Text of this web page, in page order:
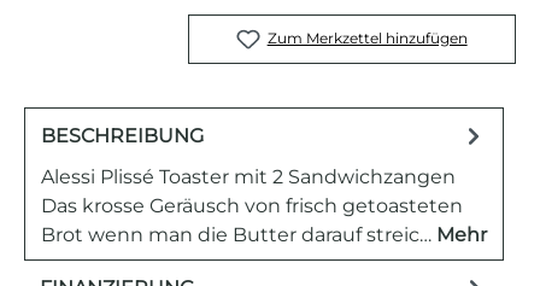
Zum Merkzettel hinzufügen
BESCHREIBUNG
Alessi Plissé Toaster mit 2 Sandwichzangen
Das krosse Geräusch von frisch getoasteten
Brot wenn man die Butter darauf streic… Mehr